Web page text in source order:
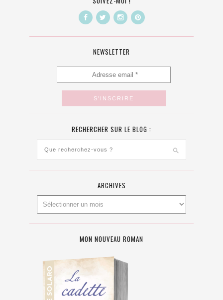
NEWSLETTER
RECHERCHER SUR LE BLOG :
ARCHIVES
MON NOUVEAU ROMAN